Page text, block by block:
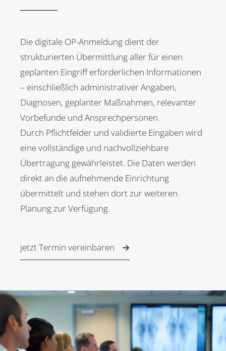
Die digitale OP-Anmeldung dient der
strukturierten Übermittlung aller für einen
geplanten Eingriff erforderlichen Informationen
– einschließlich administrativer Angaben,
Diagnosen, geplanter Maßnahmen, relevanter
Vorbefunde und Ansprechpersonen.
Durch Pflichtfelder und validierte Eingaben wird
eine vollständige und nachvollziehbare
Übertragung gewährleistet. Die Daten werden
direkt an die aufnehmende Einrichtung
übermittelt und stehen dort zur weiteren
Planung zur Verfügung.
jetzt Termin vereinbaren